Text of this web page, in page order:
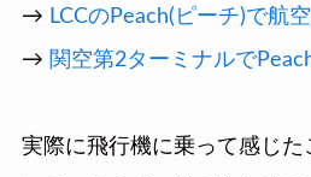
→ LCCのPeach(ピーチ)で航
→ 関空第2ターミナルで
実際に飛行機に乗って感じ